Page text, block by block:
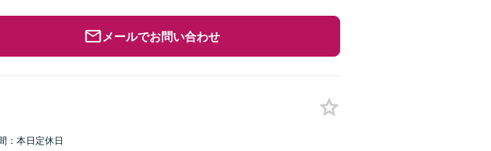
メールでお問い合わせ
：本日定休日